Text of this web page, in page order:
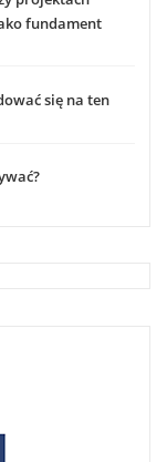
fundament
się na ten